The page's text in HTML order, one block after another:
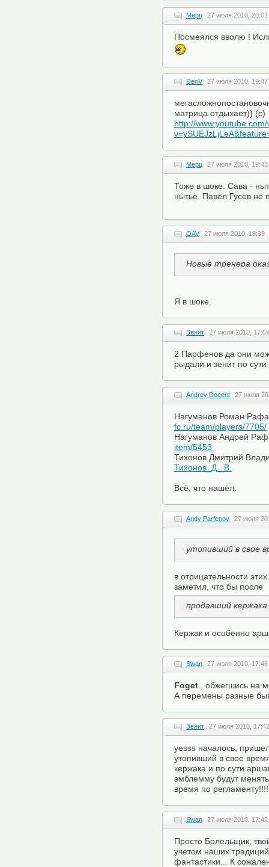
Мерц 27 июля 2010, 20:01
Посмеялся вволю !
DenV 27 июля 2010, 19:47
матрица отдыхает)) (c)
http://
Мерц 27 июля 2010, 19:43
Тоже в шоке. Сава -
нытьё. Павел Гусев не
OAV 27 июля 2010, 19:39
Новые тренера
Я в шоке.
Зенит 27 июля 2010, 17:59
2 Парфенов да они
рыдали и зенит по
Andrey Docent 27 июля
Нагуманов Роман
fc.ru/team/players/7705/
Нагуманов Андрей
item/5453
Тихонов Дмитрий
Тихонов_Д._В.
Всё, что нашёл.
Andy Parfenov 27 июля
утопивший в свое
в отрицательности
заметил, что бы после
продавший
Кержак и особенно
Swan 27 июля 2010, 17:45
Foget , обжегшись на
А перемены разные
Зенит 27 июля 2010, 17:42
yesss началось,
утопивший в свое
кержака и по сути
эмблемму будут
время по
Swan 27 июля 2010, 17:42
Просто Болельщик,
учетом наших
фантастики... К